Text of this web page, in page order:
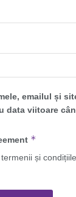
emailul și
data viitoare
*
și